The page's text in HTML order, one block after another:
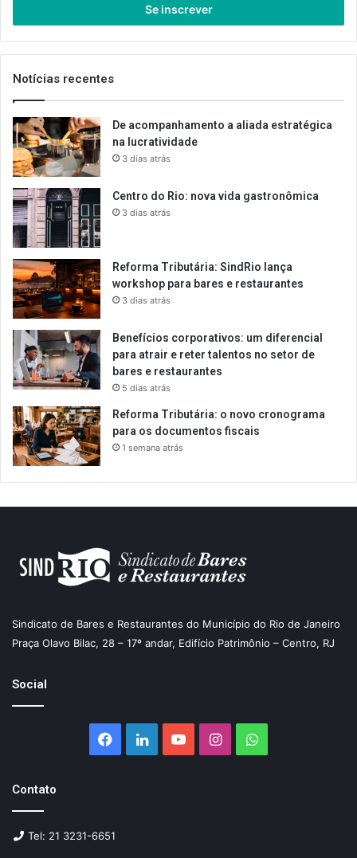
de
email
Notícias recentes
De acompanhamento a aliada estratégica
na lucratividade
3 dias atrás
Centro do Rio: nova vida gastronômica
3 dias atrás
Reforma Tributária: SindRio lança
workshop para bares e restaurantes
3 dias atrás
Benefícios corporativos: um diferencial
para atrair e reter talentos no setor de
bares e restaurantes
5 dias atrás
Reforma Tributária: o novo cronograma
para os documentos fiscais
1 semana atrás
Sindicato de Bares e Restaurantes do Município do Rio de Janeiro
Praça Olavo Bilac, 28 – 17º andar, Edifício Patrimônio – Centro, RJ
Social
Facebook
LinkedinYouTubeInstagramWhatsApp
Contato
Tel: 21 3231-6651